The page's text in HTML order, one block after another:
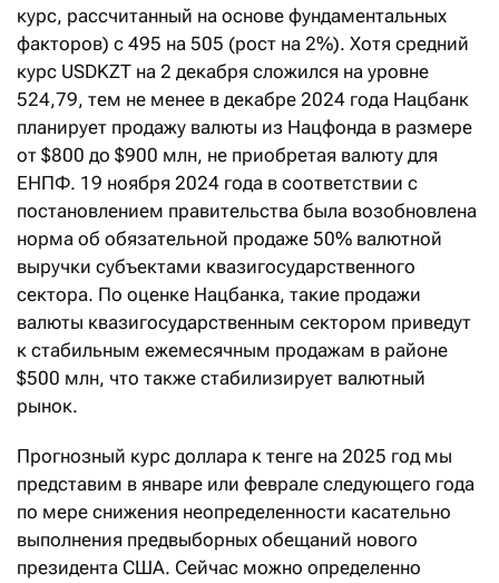
курс, рассчитанный на основе фундаментальных
факторов) с 495 на 505 (рост на 2%). Хотя средний
курс USDKZT на 2 декабря сложился на уровне
524,79, тем не менее в декабре 2024 года Нацбанк
планирует продажу валюты из Нацфонда в размере
от $800 до $900 млн, не приобретая валюту для
ЕНПФ. 19 ноября 2024 года в соответствии с
постановлением правительства была возобновлена
норма об обязательной продаже 50% валютной
выручки субъектами квазигосударственного
сектора. По оценке Нацбанка, такие продажи
валюты квазигосударственным сектором приведут
к стабильным ежемесячным продажам в районе
$500 млн, что также стабилизирует валютный
рынок.
Прогнозный курс доллара к тенге на 2025 год мы
представим в январе или феврале следующего года
по мере снижения неопределенности касательно
выполнения предвыборных обещаний нового
президента США. Сейчас можно определенно